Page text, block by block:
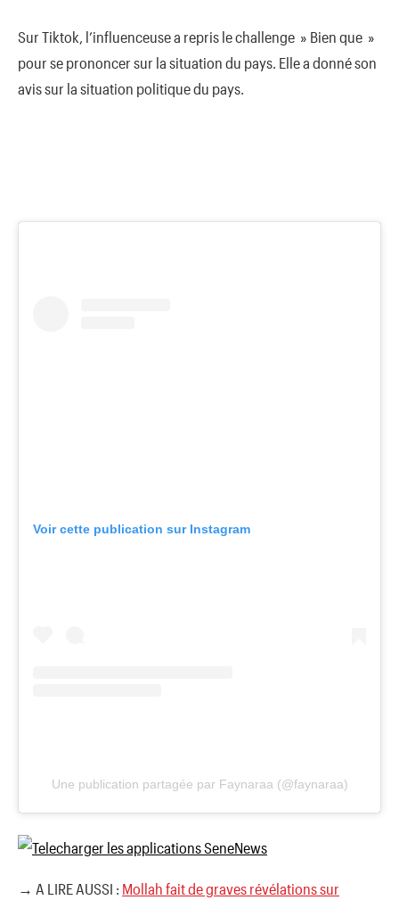
Sur Tiktok, l’influenceuse a repris le challenge » Bien que »
pour se prononcer sur la situation du pays. Elle a donné son
avis sur la situation politique du pays.
Voir cette publication sur Instagram
Une publication partagée par Faynaraa (@faynaraa)
→ A LIRE AUSSI : Mollah fait de graves révélations sur